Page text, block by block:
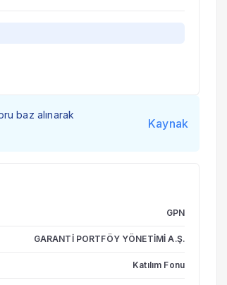
baz alınarak
Kaynak
GPN
GARANTİ PORTFÖY YÖNETİMİ A.Ş.
Katılım Fonu